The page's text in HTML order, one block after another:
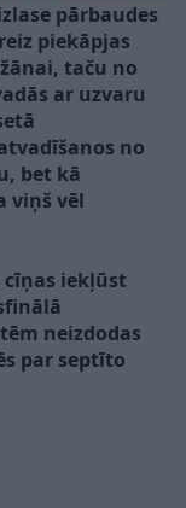
pārbaudes
piekāpjas
taču no
ar uzvaru
no
bet kā
viņš vēl
cīņas iekļūst
neizdodas
par septīto